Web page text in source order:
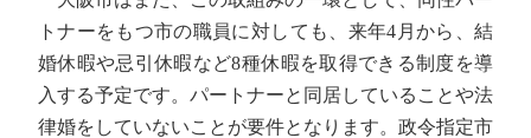
トナーをもつ市の職員に対しても、来年4月から、結
婚休暇や忌引休暇など8種休暇を取得できる制度を導
入する予定です。パートナーと同居していることや法
律婚をしていないことが要件となります。政令指定市